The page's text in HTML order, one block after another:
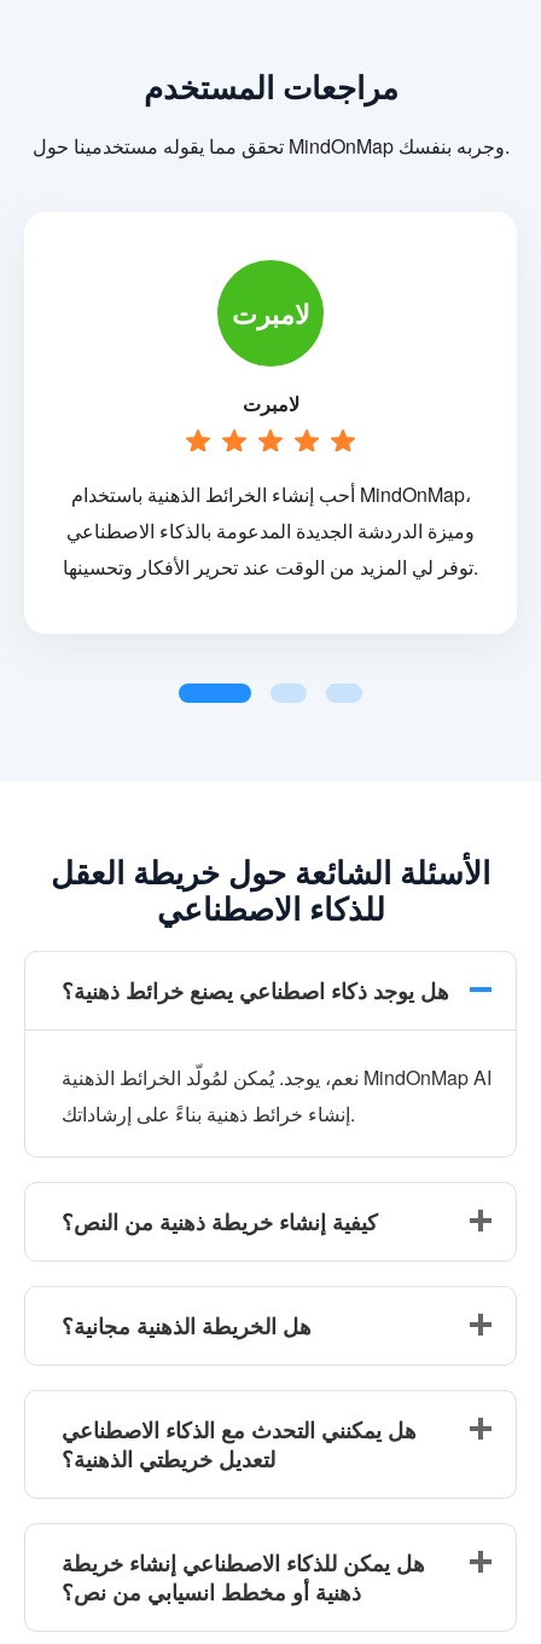
مراجعات المستخدم
تحقق مما يقوله مستخدمينا حول MindOnMap وجربه بنفسك.
لامبرت
لامبرت
أحب إنشاء الخرائط الذهنية باستخدام MindOnMap،
وميزة الدردشة الجديدة المدعومة بالذكاء الاصطناعي
توفر لي المزيد من الوقت عند تحرير الأفكار وتحسينها.
الأسئلة الشائعة حول خريطة العقل
للذكاء الاصطناعي
هل يوجد ذكاء اصطناعي يصنع خرائط ذهنية؟
نعم، يوجد. يُمكن لمُولّد الخرائط الذهنية MindOnMap AI
إنشاء خرائط ذهنية بناءً على إرشاداتك.
كيفية إنشاء خريطة ذهنية من النص؟
هل الخريطة الذهنية مجانية؟
هل يمكنني التحدث مع الذكاء الاصطناعي
لتعديل خريطتي الذهنية؟
هل يمكن للذكاء الاصطناعي إنشاء خريطة
ذهنية أو مخطط انسيابي من نص؟